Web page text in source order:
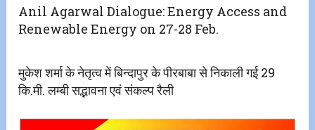
Anil Agarwal Dialogue: Energy Access and
Renewable Energy on 27-28 Feb.
मुकेश शर्मा के नेतृत्व में बिन्दापुर के पीरबाबा से निकाली गई 29
कि.मी. लम्बी सद्भावना एवं संकल्प रैली